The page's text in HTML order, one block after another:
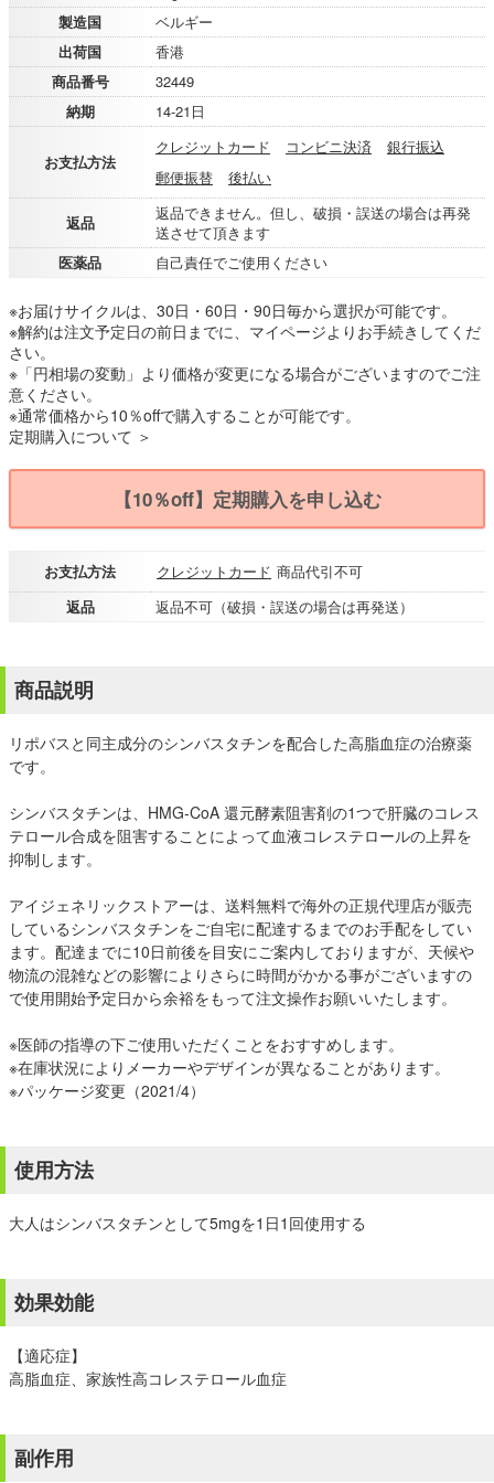
製造国
ベルギー
出荷国
香港
商品番号
32449
納期
14-21日
お支払方法
クレジットカード コンビニ決済
銀行振込
郵便振替
後払い
返品
返品できません。但し、破損・誤送の場合は再発
送させて頂きます
医薬品
自己責任でご使用ください
※お届けサイクルは、30日・60日・90日毎から選択が可能です。
※解約は注文予定日の前日までに、マイページよりお手続きしてくだ
さい。
※「円相場の変動」より価格が変更になる場合がございますのでご注
意ください。
※通常価格から10％offで購入することが可能です。
定期購入について ＞
【10％off】定期購入を申し込む
お支払方法 クレジットカード 商品代引不可
返品
返品不可（破損・誤送の場合は再発送）
商品説明
リポバスと同主成分のシンバスタチンを配合した高脂血症の治療薬
です。
シンバスタチンは、HMG-CoA 還元酵素阻害剤の1つで肝臓のコレス
テロール合成を阻害することによって血液コレステロールの上昇を
抑制します。
アイジェネリックストアーは、送料無料で海外の正規代理店が販売
しているシンバスタチンをご自宅に配達するまでのお手配をしてい
ます。配達までに10日前後を目安にご案内しておりますが、天候や
物流の混雑などの影響によりさらに時間がかかる事がございますの
で使用開始予定日から余裕をもって注文操作お願いいたします。
※医師の指導の下ご使用いただくことをおすすめします。
※在庫状況によりメーカーやデザインが異なることがあります。
※パッケージ変更（2021/4）
使用方法
大人はシンバスタチンとして5mgを1日1回使用する
効果効能
【適応症】
高脂血症、家族性高コレステロール血症
副作用